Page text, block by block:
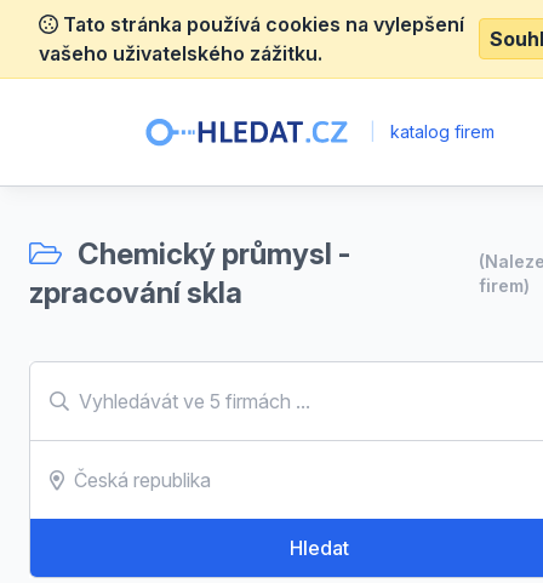
Tato stránka používá cookies na vylepšení
vašeho uživatelského zážitku.
katalog firem
Chemický průmysl -
zpracování skla
firem)
Hledat